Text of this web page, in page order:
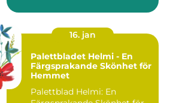
16. jan
Palettbladet Helmi - En
Färgsprakande Skönhet för
Hemmet
Palettblad Helmi: En